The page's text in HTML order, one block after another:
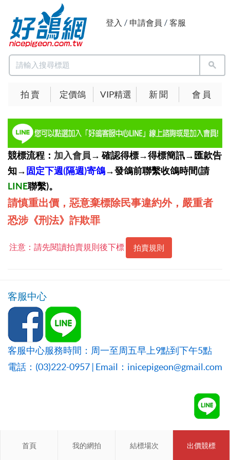
登入 / 申請會員 / 客服
拍 賣 定價鴿 VIP精選 新 聞 會 員
競標流程： 加入會員→ 確認得標→得標簡訊→匯款告
知→ 固定下週(隔週)寄鴿→發鴿前聯繫收鴿時間(請
LINE聯繫)。
請慎重出價，惡意棄標除民事違約外，嚴重者
恐涉《刑法》詐欺罪
注意：請先閱讀拍賣規則後下標 拍賣規則
首頁 我的網拍 結標場次 出價競標
客服中心
客服中心服務時間：周一至周五早上9點到下午5點
電話：(03)222-0957 | Email：inicepigeon@gmail.com
首頁 我的網拍 結標場次 會員登入